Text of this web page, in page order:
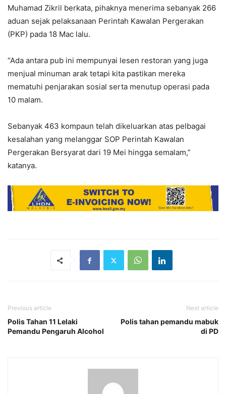
Muhamad Zikril berkata, pihaknya menerima sebanyak 266
aduan sejak pelaksanaan Perintah Kawalan Pergerakan
(PKP) pada 18 Mac lalu.
“Ada antara pub ini mempunyai lesen restoran yang juga
menjual minuman arak tetapi kita pastikan mereka
mematuhi penjarakan sosial serta menutup operasi pada
10 malam.
Sebanyak 463 kompaun telah dikeluarkan atas pelbagai
kesalahan yang melanggar SOP Perintah Kawalan
Pergerakan Bersyarat dari 19 Mei hingga semalam,”
katanya.
Previous article
Polis Tahan 11 Lelaki
Pemandu Pengaruh Alcohol
Next article
Polis tahan pemandu mabuk
di PD